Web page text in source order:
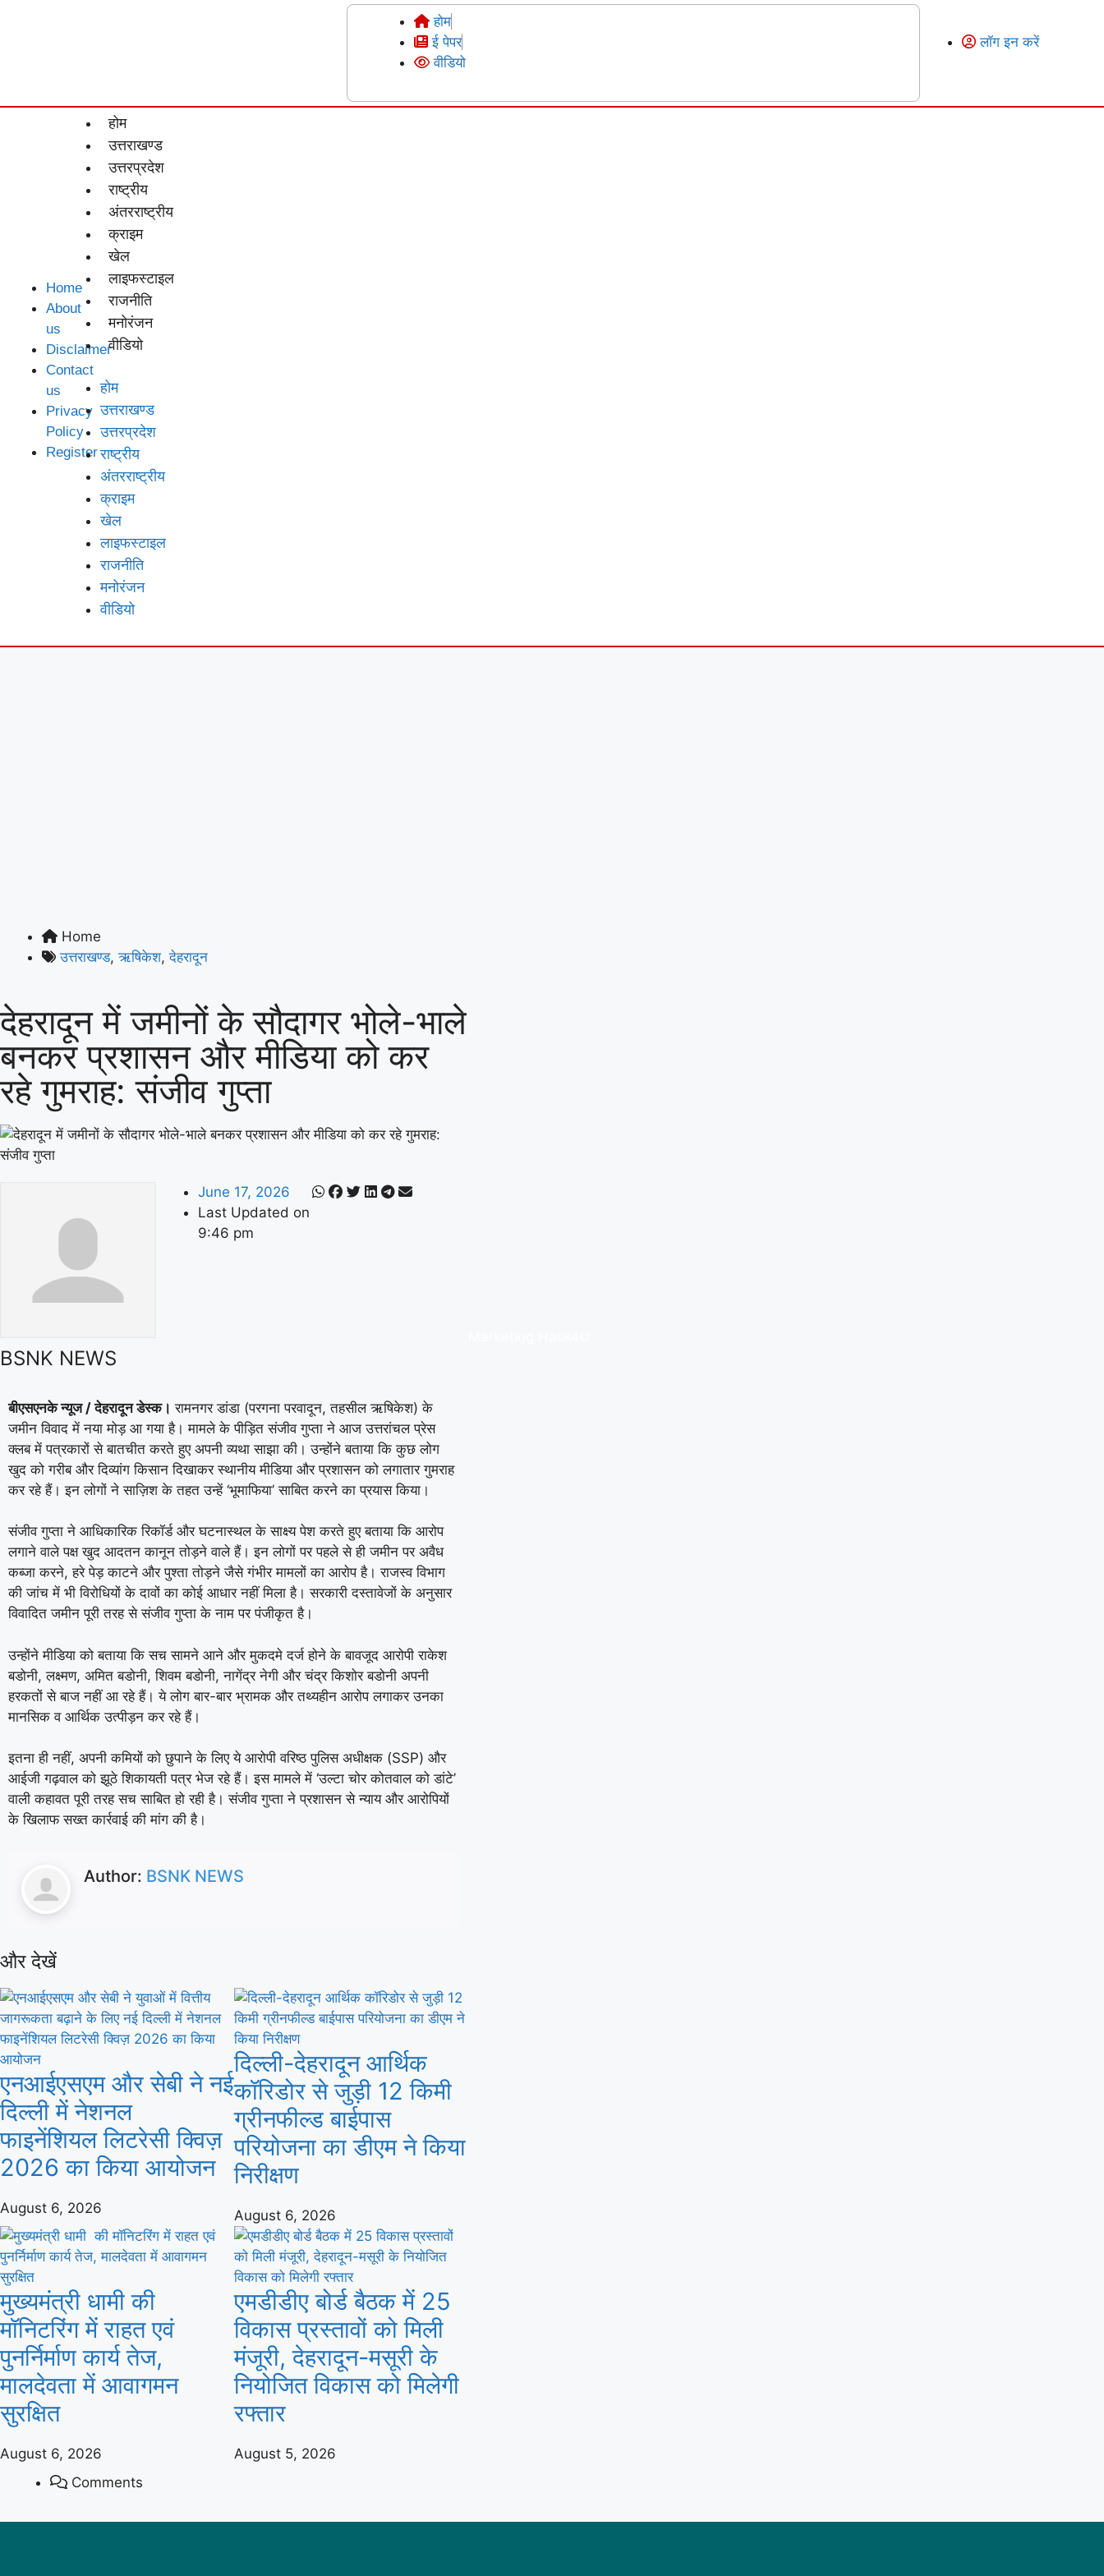
होम
ई पेपर
वीडियो
लॉग इन करें
Home
About
us
Disclaimer
Contact
us
Privacy
Policy
Register
होम
उत्तराखण्ड
उत्तरप्रदेश
राष्ट्रीय
अंतरराष्ट्रीय
क्राइम
खेल
लाइफस्‍टाइल
राजनीति
मनोरंजन
वीडियो
होम
उत्तराखण्ड
उत्तरप्रदेश
राष्ट्रीय
अंतरराष्ट्रीय
क्राइम
खेल
लाइफस्‍टाइल
राजनीति
मनोरंजन
वीडियो
Home
उत्तराखण्ड,ऋषिकेश,देहरादून
देहरादून में जमीनों के सौदागर भोले-भाले
बनकर प्रशासन और मीडिया को कर
रहे गुमराह: संजीव गुप्ता
BSNK NEWS
June 17, 2026
Last Updated on
9:46 pm
बीएसएनके न्यूज / देहरादून डेस्क। रामनगर डांडा (परगना परवादून, तहसील ऋषिकेश) के
जमीन विवाद में नया मोड़ आ गया है। मामले के पीड़ित संजीव गुप्ता ने आज उत्तरांचल प्रेस
क्लब में पत्रकारों से बातचीत करते हुए अपनी व्यथा साझा की। उन्होंने बताया कि कुछ लोग
खुद को गरीब और दिव्यांग किसान दिखाकर स्थानीय मीडिया और प्रशासन को लगातार गुमराह
कर रहे हैं। इन लोगों ने साज़िश के तहत उन्हें ‘भूमाफिया’ साबित करने का प्रयास किया।
संजीव गुप्ता ने आधिकारिक रिकॉर्ड और घटनास्थल के साक्ष्य पेश करते हुए बताया कि आरोप
लगाने वाले पक्ष खुद आदतन कानून तोड़ने वाले हैं। इन लोगों पर पहले से ही जमीन पर अवैध
कब्जा करने, हरे पेड़ काटने और पुश्ता तोड़ने जैसे गंभीर मामलों का आराेप है। राजस्व विभाग
की जांच में भी विरोधियों के दावों का कोई आधार नहीं मिला है। सरकारी दस्तावेजों के अनुसार
विवादित जमीन पूरी तरह से संजीव गुप्ता के नाम पर पंजीकृत है।
उन्होंने मीडिया को बताया कि सच सामने आने और मुकदमे दर्ज होने के बावजूद आरोपी राकेश
बडोनी, लक्ष्मण, अमित बडोनी, शिवम बडोनी, नागेंद्र नेगी और चंद्र किशोर बडोनी अपनी
हरकतों से बाज नहीं आ रहे हैं। ये लोग बार-बार भ्रामक और तथ्यहीन आरोप लगाकर उनका
मानसिक व आर्थिक उत्पीड़न कर रहे हैं।
इतना ही नहीं, अपनी कमियों को छुपाने के लिए ये आरोपी वरिष्ठ पुलिस अधीक्षक (SSP) और
आईजी गढ़वाल को झूठे शिकायती पत्र भेज रहे हैं। इस मामले में ‘उल्टा चोर कोतवाल को डांटे’
वाली कहावत पूरी तरह सच साबित हो रही है। संजीव गुप्ता ने प्रशासन से न्याय और आरोपियों
के खिलाफ सख्त कार्रवाई की मांग की है।
Author: BSNK NEWS
और देखें
एनआईएसएम और सेबी ने नई
दिल्ली में नेशनल
फाइनेंशियल लिटरेसी क्विज़
2026 का किया आयोजन
August 6, 2026
दिल्ली-देहरादून आर्थिक
कॉरिडोर से जुड़ी 12 किमी
ग्रीनफील्ड बाईपास
परियोजना का डीएम ने किया
निरीक्षण
August 6, 2026
मुख्यमंत्री धामी की
मॉनिटरिंग में राहत एवं
पुनर्निर्माण कार्य तेज,
मालदेवता में आवागमन
सुरक्षित
August 6, 2026
एमडीडीए बोर्ड बैठक में 25
विकास प्रस्तावों को मिली
मंजूरी, देहरादून-मसूरी के
नियोजित विकास को मिलेगी
रफ्तार
August 5, 2026
Comments